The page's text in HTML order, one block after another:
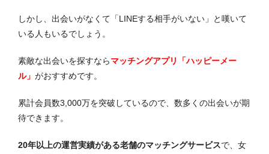
しかし、出会いがなくて「LINEする相手がいない」と嘆いて
いる人もいるでしょう。
素敵な出会いを探すならマッチングアプリ「ハッピーメー
ル」 がおすすめです。
累計会員数3,000万を突破しているので、数多くの出会いが期
待できます。
20年以上の運営実績がある老舗のマッチングサービスで、女